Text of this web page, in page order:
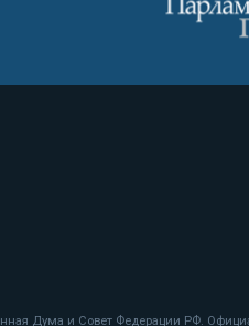
Дума и Совет Федерации РФ.